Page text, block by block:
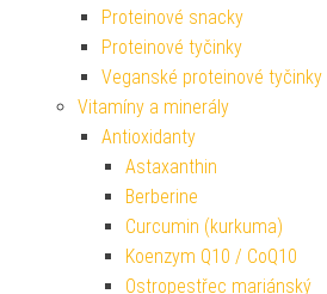
Proteinové snacky
Proteinové tyčinky
Veganské proteinové
Vitamíny a minerály
Antioxidanty
Astaxanthin
Berberine
Curcumin (kurkuma)
Koenzym Q10 / CoQ10
Ostropestřec mariánský